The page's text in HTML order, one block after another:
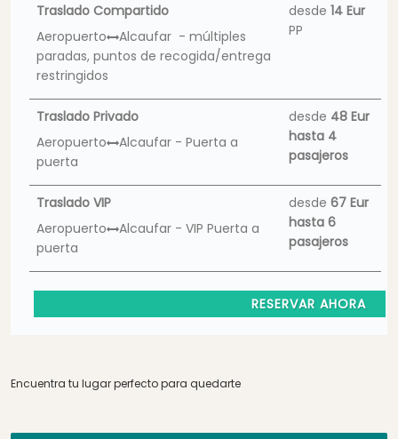
Traslado Compartido
Aeropuerto
Alcaufar - múltiples
paradas, puntos de recogida/entrega
restringidos
desde 14 Eur
PP
Traslado Privado
Aeropuerto
Alcaufar - Puerta a
puerta
desde 48 Eur
hasta 4
pasajeros
Traslado VIP
Aeropuerto
Alcaufar - VIP Puerta a
puerta
desde 67 Eur
hasta 6
pasajeros
RESERVAR AHORA
Encuentra tu lugar perfecto para quedarte